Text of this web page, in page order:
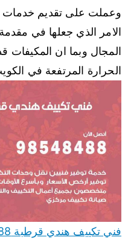
وعملت على تقديم خدمات
الامر الذي جعلها في
المجال وبما ان المكيفات
الحرارة المرتفعة في